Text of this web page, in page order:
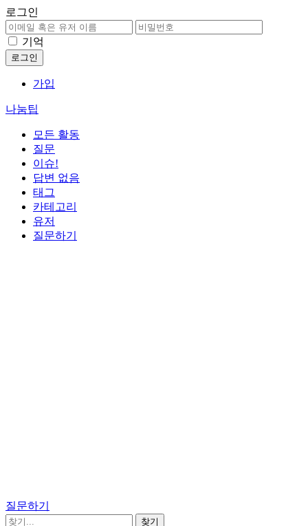
로그인
기억
가입
나눔팁
모든 활동
질문
이슈!
답변 없음
태그
카테고리
유저
질문하기
질문하기